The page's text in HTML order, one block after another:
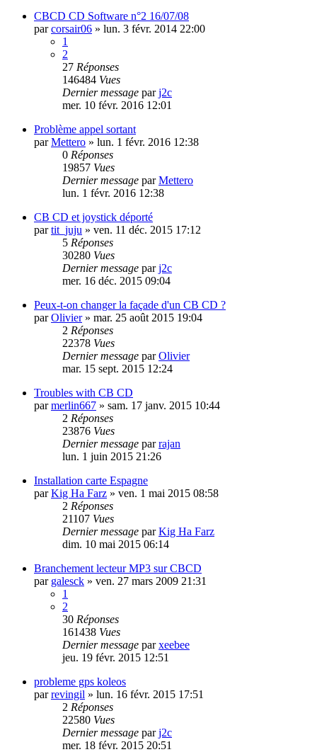
CBCD CD Software n°2 16/07/08
parcorsair06 » lun. 3 févr. 2014 22:00
1
2
27 Réponses
146484 Vues
Dernier message parj2c
mer. 10 févr. 2016 12:01
Problème appel sortant
parMettero » lun. 1 févr. 2016 12:38
0 Réponses
19857 Vues
Dernier message parMettero
lun. 1 févr. 2016 12:38
CB CD et joystick déporté
partit_juju » ven. 11 déc. 2015 17:12
5 Réponses
30280 Vues
Dernier message parj2c
mer. 16 déc. 2015 09:04
Peux-t-on changer la façade d'un CB CD ?
parOlivier» mar. 25 août 2015 19:04
2 Réponses
22378 Vues
Dernier message parOlivier
mar. 15 sept. 2015 12:24
Troubles with CB CD
parmerlin667 » sam. 17 janv. 2015 10:44
2 Réponses
23876 Vues
Dernier message parrajan
lun. 1 juin 2015 21:26
Installation carte Espagne
parKig Ha Farz » ven. 1 mai 2015 08:58
2 Réponses
21107 Vues
Dernier message parKig Ha Farz
dim. 10 mai 2015 06:14
Branchement lecteur MP3 sur CBCD
par galesck » ven. 27 mars 2009 21:31
1
2
30 Réponses
161438 Vues
Dernier message parxeebee
jeu. 19 févr. 2015 12:51
probleme gps koleos
parrevingil » lun. 16 févr. 2015 17:51
2 Réponses
22580 Vues
Dernier message parj2c
mer. 18 févr. 2015 20:51